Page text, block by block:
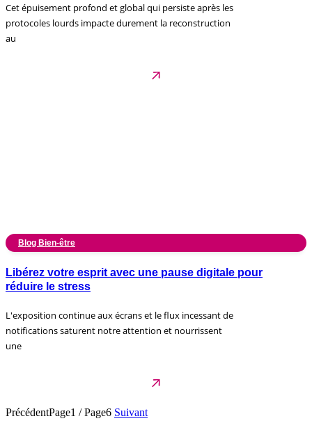
Cet épuisement profond et global qui persiste après les
protocoles lourds impacte durement la reconstruction
au
Blog Bien-être
Libérez votre esprit avec une pause digitale pour
réduire le stress
L'exposition continue aux écrans et le flux incessant de
notifications saturent notre attention et nourrissent
une
PrécédentPage1 / Page6 Suivant